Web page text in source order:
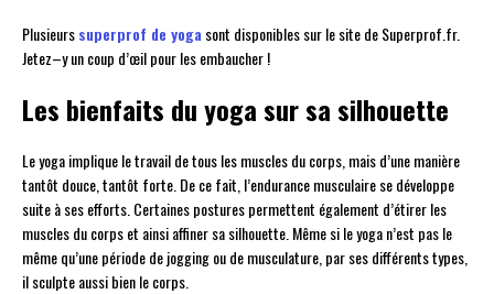
Plusieurssuperprof de yoga sont disponibles sur le site de Superprof.fr.
Jetez–y un coup d’œil pour les embaucher !
Les bienfaits du yoga sur sa silhouette
Le yoga implique le travail de tous les muscles du corps, mais d’une manière
tantôt douce, tantôt forte. De ce fait, l’endurance musculaire se développe
suite à ses efforts. Certaines postures permettent également d’étirer les
muscles du corps et ainsi affiner sa silhouette. Même si le yoga n’est pas le
même qu’une période de jogging ou de musculature, par ses différents types,
il sculpte aussi bien le corps.